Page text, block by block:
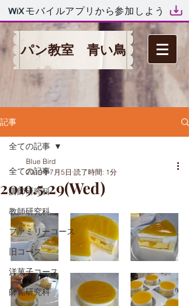
モバイルアプリから参加しよう
パン教室 青い鳥
記事
全ての記事
講師研究科
教師研究科
ファミリーコース
旧コース
洋菓子コース
師範研究科
全ての記事
2019.5.29(Wed)
Blue Bird
2019年7月5日 読了時間: 1分